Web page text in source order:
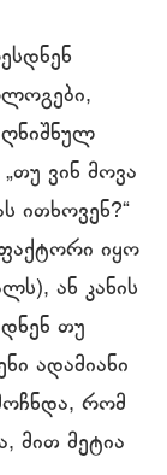
ვინ მოვა
ითხოვენ?“
იყო
ან კანის
თუ
ადამიანი
რომ
მით მეტია